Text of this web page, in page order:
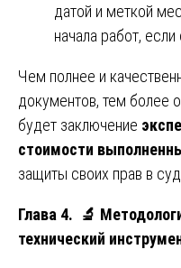
датой и меткой
начала работ,
Чем полнее и
документов, тем более
будет заключение
стоимости
защиты своих прав в
Глава 4. 🔬
технический